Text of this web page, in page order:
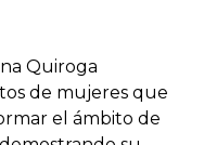
Quiroga
de mujeres que
el ámbito de